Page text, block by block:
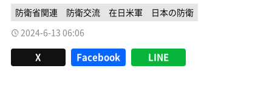
防衛省関連 防衛交流 在日米軍
日本の防衛
2024-6-13 06:06
X Facebook LINE